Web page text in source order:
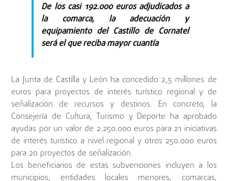
De los casi 192.000 euros adjudicados a
la comarca, la adecuación y
equipamiento del Castillo de Cornatel
será el que reciba mayor cuantía
La Junta de Castilla y León ha concedido 2,5 millones de
euros para proyectos de interés turístico regional y de
señalización de recursos y destinos. En concreto, la
Consejería de Cultura, Turismo y Deporte ha aprobado
ayudas por un valor de 2.250.000 euros para 21 iniciativas
de interés turístico a nivel regional y otros 250.000 euros
para 20 proyectos de señalización.
Los beneficiarios de estas subvenciones incluyen a los
municipios, entidades locales menores, comarcas,